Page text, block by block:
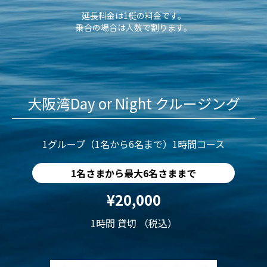
延長料金は1艇の料金です。
乗合の場合は人数で割ります。
大阪湾Day or Night クルージング
1グループ（1名から6名まで）1時間コース
1名さまから最大6名さままで
¥20,000
1時間 貸切 （税込）